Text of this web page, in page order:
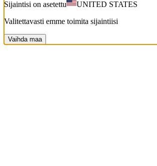
Sijaintisi on asetettu
UNITED STATES
Valitettavasti emme toimita sijaintiisi
Vaihda maa